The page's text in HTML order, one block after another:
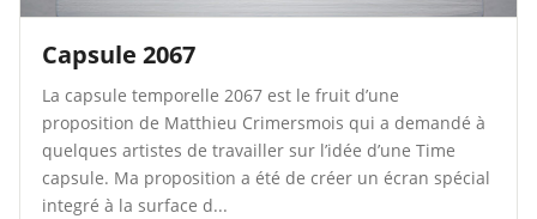
Capsule 2067
La capsule temporelle 2067 est le fruit d’une
proposition de Matthieu Crimersmois qui a demandé à
quelques artistes de travailler sur l’idée d’une Time
capsule. Ma proposition a été de créer un écran spécial
integré à la surface d...